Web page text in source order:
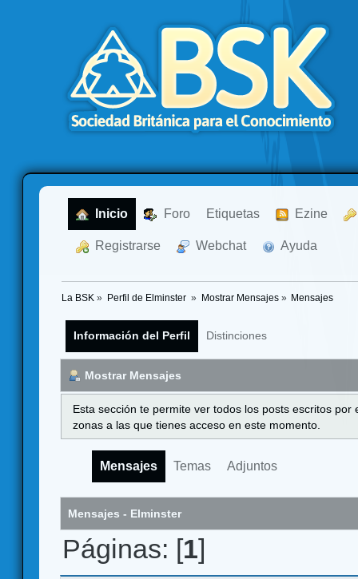
Inicio Foro Etiquetas Ezine
Registrarse Webchat Ayuda
La BSK » Perfil de Elminster » Mostrar Mensajes» Mensajes
Información del Perfil Distinciones
Mostrar Mensajes
Esta sección te permite ver todos los posts escritos
zonas a las que tienes acceso en este momento.
Mensajes Temas Adjuntos
Mensajes - Elminster
Páginas: [1]